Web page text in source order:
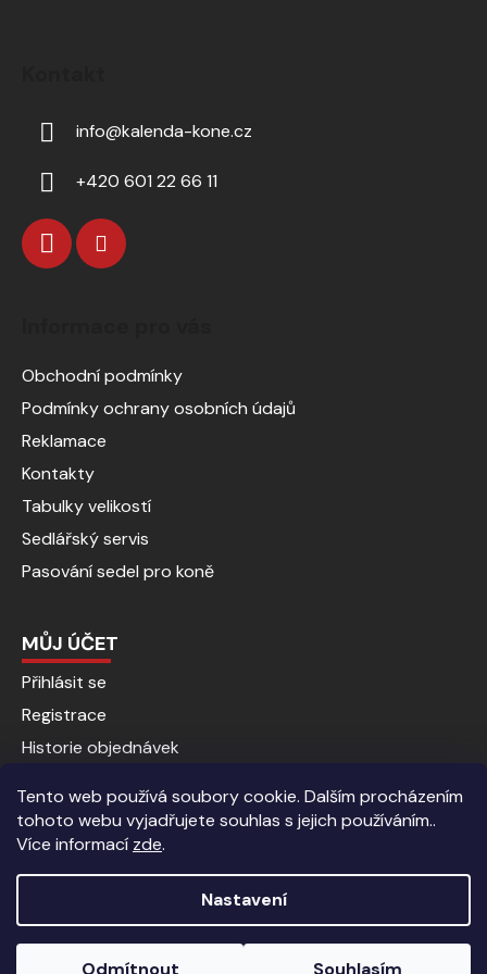
Tento web používá soubory cookie. Dalším procházením
tohoto webu vyjadřujete souhlas s jejich používáním..
Více informací zde.
Nastavení
Odmítnout Souhlasím
info@kalenda-kone.cz
+420 601 22 66 11
Obchodní podmínky
Podmínky ochrany osobních údajů
Reklamace
Kontakty
Tabulky velikostí
Sedlářský servis
Pasování sedel pro koně
MŮJ ÚČET
Přihlásit se
Registrace
Historie objednávek
Vytvořil Shoptet Anque Media